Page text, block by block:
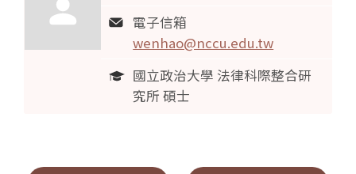
電子信箱
wenhao@nccu.edu.tw
國立政治大學 法律科際整合研
究所 碩士